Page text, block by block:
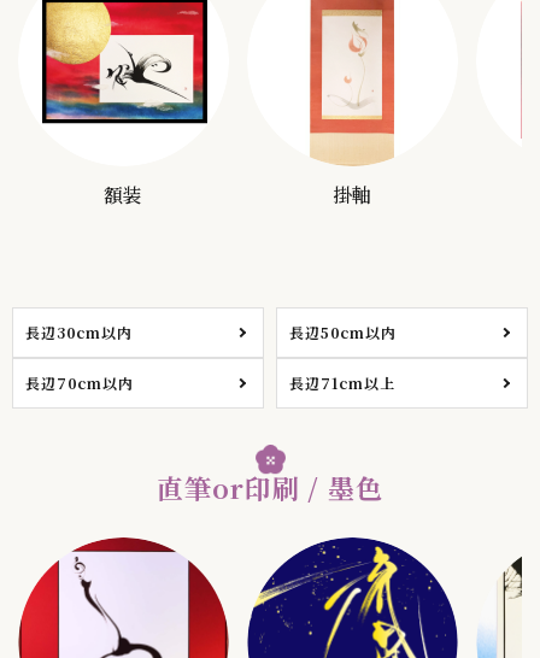
額装 掛軸
長辺30cm以内 長辺50cm以内
長辺70cm以内 長辺71cm以上
直筆or印刷 / 墨色